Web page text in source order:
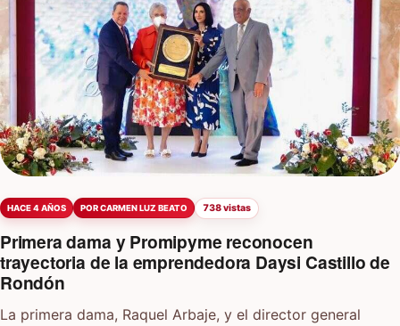
HACE 4 AÑOS POR CARMEN LUZ BEATO 738 vistas
Primera dama y Promipyme reconocen
trayectoria de la emprendedora Daysi Castillo de
Rondón
La primera dama, Raquel Arbaje, y el director general